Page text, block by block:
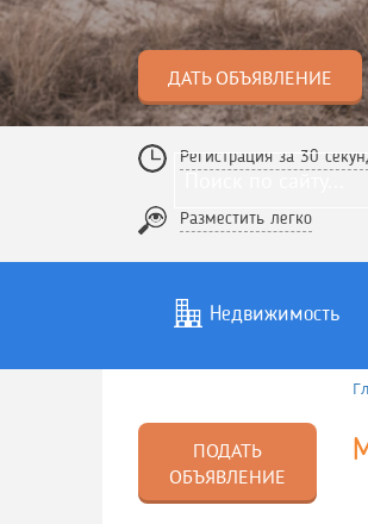
ДАТЬ ОБЪЯВЛЕНИЕ
Регистрация за 30
Разместить легко
Недвижимость
Услуги
ПОДАТЬ
ОБЪЯВЛЕНИЕ